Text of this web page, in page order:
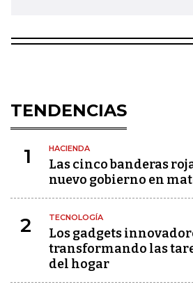
TENDENCIAS
1 HACIENDA
Las cinco banderas
nuevo gobierno en
2 TECNOLOGÍA
Los gadgets
transformando las
del hogar